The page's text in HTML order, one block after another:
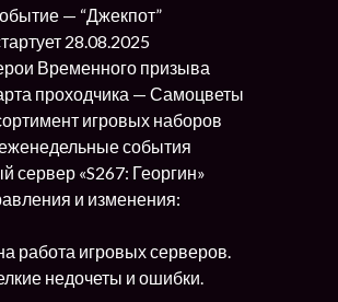
— “Джекпот”
28.08.2025
Временного призыва
проходчика — Самоцветы
игровых наборов
события
сервер «S267: Георгин»
и изменения:
работа игровых серверов.
недочеты и ошибки.